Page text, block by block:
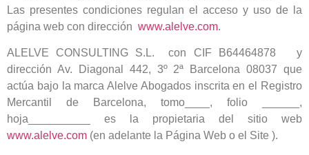
Las presentes condiciones regulan el acceso y uso de la
página web con dirección www.alelve.com.
ALELVE CONSULTING S.L. con CIF B64464878 y
dirección Av. Diagonal 442, 3º 2ª Barcelona 08037 que
actúa bajo la marca Alelve Abogados inscrita en el Registro
Mercantil de Barcelona, tomo____, folio ______,
hoja__________ es la propietaria del sitio web
www.alelve.com (en adelante la Página Web o el Site ).